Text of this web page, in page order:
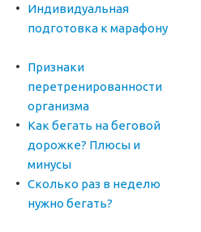
Индивидуальная
подготовка к марафону
Признаки
перетренированности
организма
Как бегать на беговой
дорожке? Плюсы и
минусы
Сколько раз в неделю
нужно бегать?